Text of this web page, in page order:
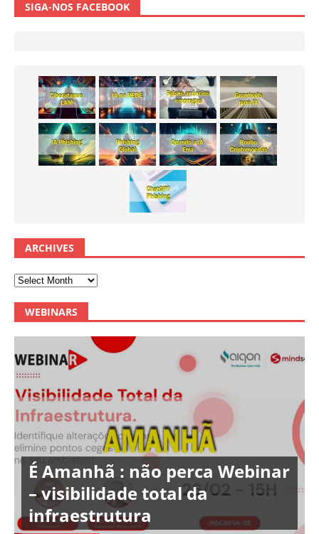
SIGA-NOS FACEBOOK
ARCHIVES
WEBINARS
É Amanhã : não perca Webinar
– visibilidade total da
infraestrutura